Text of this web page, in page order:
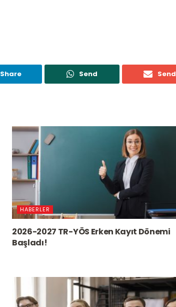
Share Send Send
HABERLER
2026-2027 TR-YÖS Erken Kayıt Dönemi
Başladı!